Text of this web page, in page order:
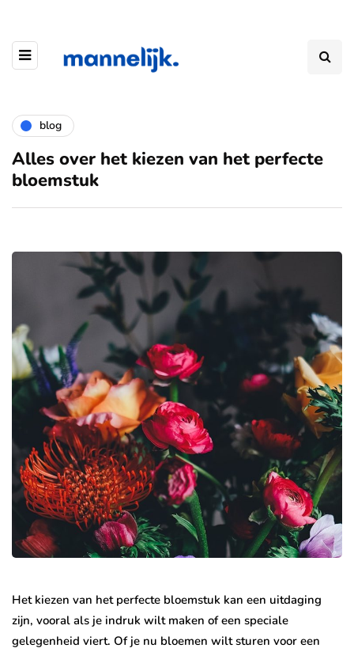
blog
Alles over het kiezen van het perfecte
bloemstuk
Het kiezen van het perfecte bloemstuk kan een uitdaging
zijn, vooral als je indruk wilt maken of een speciale
gelegenheid viert. Of je nu bloemen wilt sturen voor een